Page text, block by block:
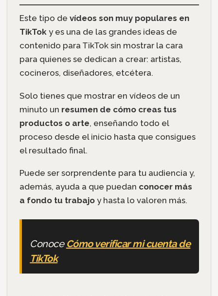
Este tipo de vídeos son muy populares en
TikToky es una de las grandes ideas de
contenido para TikTok sin mostrar la cara
para quienes se dedican a crear: artistas,
cocineros, diseñadores, etcétera.
Solo tienes que mostrar en vídeos de un
minuto un resumen de cómo creas tus
productos o arte, enseñando todo el
proceso desde el inicio hasta que consigues
el resultado final.
Puede ser sorprendente para tu audiencia y,
además, ayuda a que puedan conocer más
a fondo tu trabajo y hasta lo valoren más.
Conoce Cómo verificar mi cuenta de
TikTok